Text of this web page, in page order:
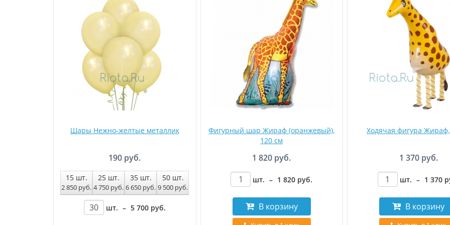
Шары Нежно-желтые металлик
190 руб.
15шт.
2 850 руб.
25шт.
4 750 руб.
35шт.
6 650 руб.
50шт.
9 500 руб.
шт. – 5 700 руб.
Фигурный шар Жираф (оранжевый),
120 см
1 820 руб.
шт. – 1 820 руб.
В корзину
Ходячая фигура
1 370 руб.
шт. – 1 370
В корзину